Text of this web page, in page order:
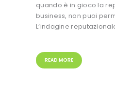
quando è in gioco la
business, non puoi
L’indagine
READ MORE